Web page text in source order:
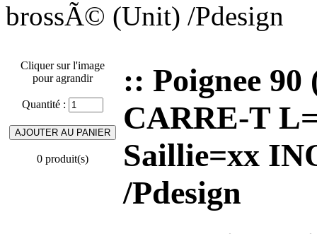
brossÃ© (Unit) /Pdesign
Cliquer sur l'image
pour agrandir
Quantité :
0 produit(s)
:: Poignee
CARRE-T
Saillie=xx
/Pdesign